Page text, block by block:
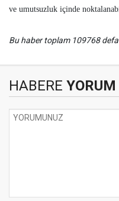
ve umutsuzluk içinde
Bu haber toplam 109768
HABERE